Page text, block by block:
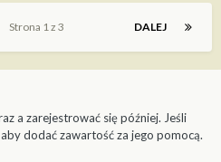
DALEJ
Strona 1 z 3
a zarejestrować się później. Jeśli
aby dodać zawartość za jego pomocą.